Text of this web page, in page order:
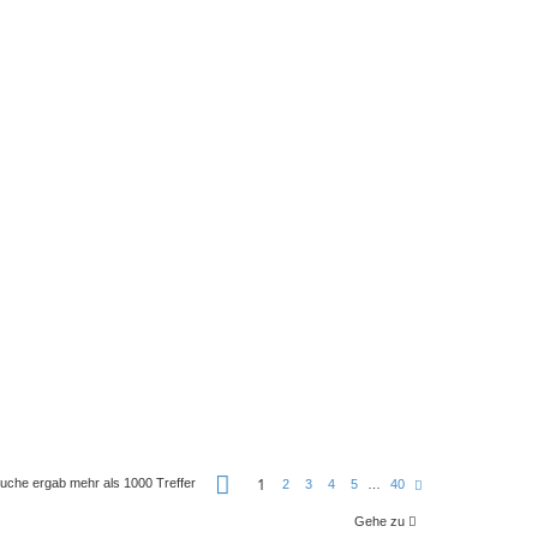
ergab mehr als 1000 Treffer 1 2 3 4 5 40
Gehe zu